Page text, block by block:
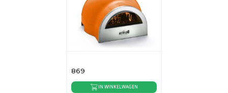
869
IN WINKELWAGEN